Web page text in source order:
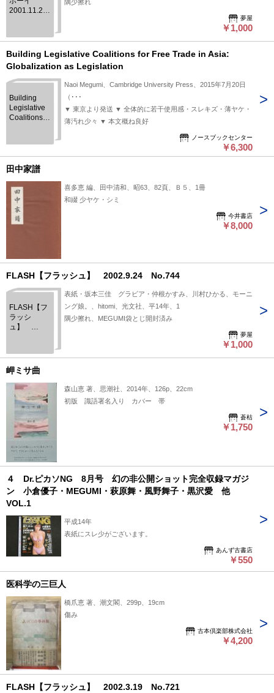
2001.11.20
隅少擦れ
夢屋
￥1,000
Building Legislative Coalitions for Free Trade in Asia:
Globalization as Legislation
Building
Legislative
Coalitions
Asia:
Globalization
as
Naoi Megumi、Cambridge University Press、2015年7月20日
（･･･
▼ 東京より発送 ▼ 全体的に若干使用感・スレキズ・薄ヤケ・
薄汚れ少々 ▼ 本文概ね良好
ノースブックセンター
￥6,300
田中家譜
喜多恵 編、田中清和、昭63、82頁、Ｂ５、1冊
和綴 少ヤケ・シミ
今井書店
￥8,000
FLASH【フラッシュ】 2002.9.24 No.744
FLASH【フ
ラッシ
ュ】
表紙・坂本三佳 グラビア・仲根かすみ、川村ひかる、モーニ
ング娘。、hitomi、光文社、平14年、1
隅少擦れ、MEGUMI袋とじ開封済み
夢屋
￥1,000
岬ミサ曲
森山恵 著、思潮社、2014年、126p、22cm
初版 識語署名入り カバー 帯
蒼枯
￥1,750
４ Dr.ピカソNG 8月号 幻の非公開ショット完全収録マガジ
ン 小倉優子・MEGUMI・萩原舞・風野舞子・黒沢愛 他
VOL.1
平成14年
表紙にスレ少がございます。
あんず古書店
￥550
医科学の三巨人
橋爪恵 著、潮文閣、299p、19cm
傷み
古本倶楽部株式会社
￥4,200
FLASH【フラッシュ】 2002.3.19 No.721